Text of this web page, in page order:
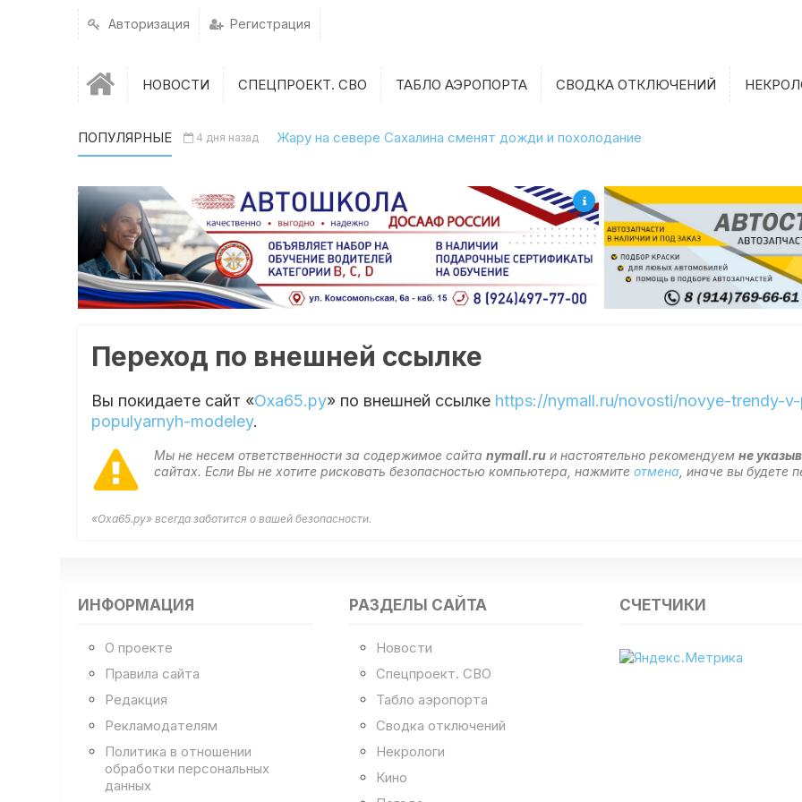
Авторизация Регистрация
НОВОСТИ СПЕЦПРОЕКТ. СВО ТАБЛО АЭРОПОРТА СВОДКА ОТКЛЮЧЕНИЙ
ПОПУЛЯРНЫЕ 4 дня назад Жару на севере Сахалина сменят дожди и похолодание
Переход по внешней ссылке
Вы покидаете сайт «Оха65.ру» по внешней ссылке https://nymall.ru/novosti/novye-trendy-
populyarnyh-modeley.
Мы не несем ответственности за содержимое сайтаnymall.ru и настоятельно рекомендуемне
сайтах. Если Вы не хотите рисковать безопасностью компьютера, нажмитеотмена , иначе вы
«Оха65.ру» всегда заботится о вашей безопасности.
ИНФОРМАЦИЯ
О проекте
Правила сайта
Редакция
Рекламодателям
Политика в отношении
обработки персональных
данных
РАЗДЕЛЫ САЙТА
Новости
Спецпроект. СВО
Табло аэропорта
Сводка отключений
Некрологи
Кино
СЧЕТЧИКИ